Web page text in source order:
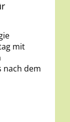
mit
nach dem